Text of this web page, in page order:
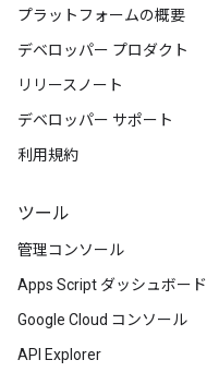
プラットフォームの概要
デベロッパー プロダクト
リリースノート
デベロッパー サポート
利用規約
ツール
管理コンソール
Apps Script ダッシュボード
Google Cloud コンソール
API Explorer